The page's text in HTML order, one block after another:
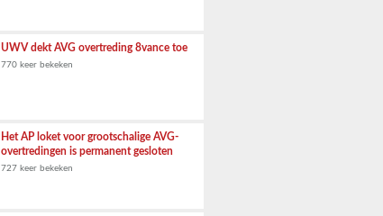
UWV dekt AVG overtreding 8vance toe
770 keer bekeken
Het AP loket voor grootschalige AVG-
overtredingen is permanent gesloten
727 keer bekeken